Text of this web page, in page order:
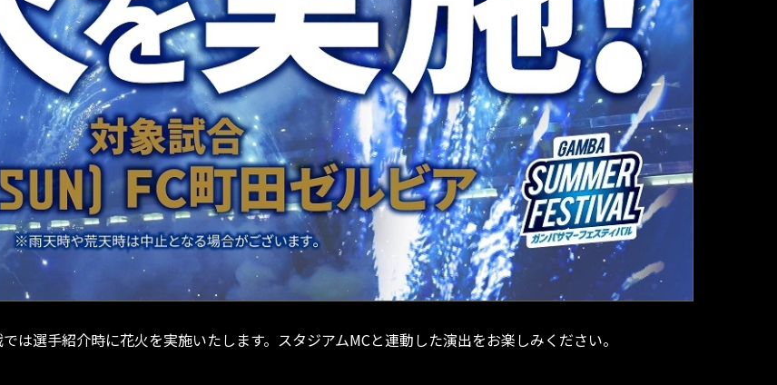
は選手紹介時に花火を実施いたします。スタジアムMCと連動した演出をお楽しみください。